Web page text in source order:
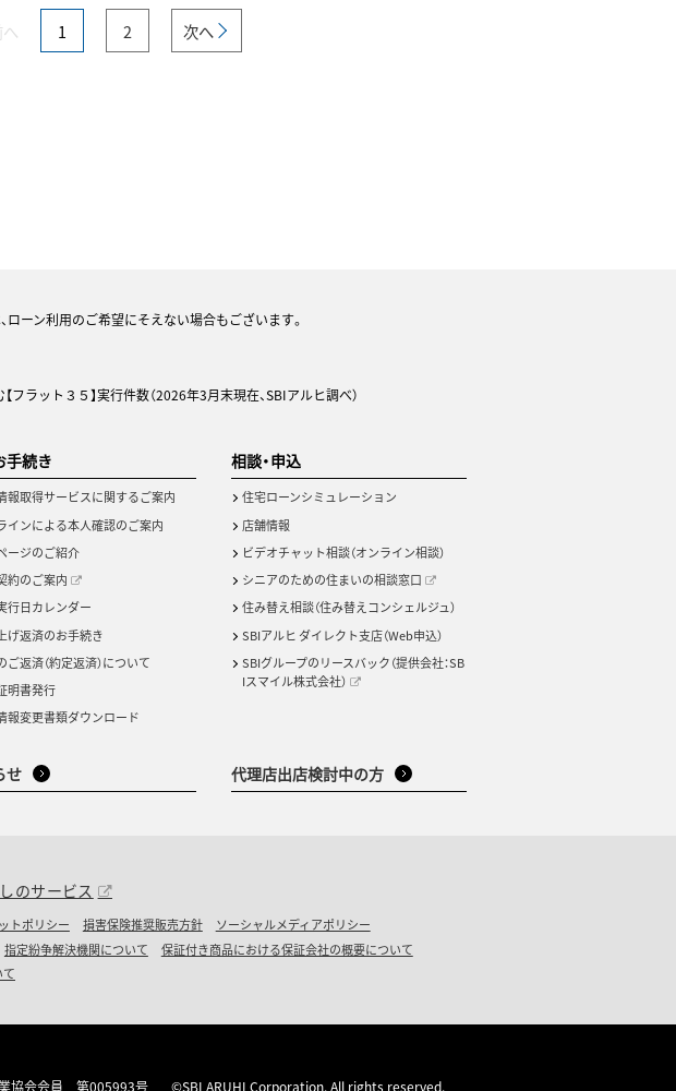
1 2 次へ
ーン利用のご希望にそえない場合もございます。
ラット３５】実行件数（2026年3月末現在、SBIアルヒ調べ）
手続き
報取得サービスに関するご案内
インによる本人確認のご案内
ージのご紹介
約のご案内
行日カレンダー
げ返済のお手続き
ご返済（約定返済）について
明書発行
報変更書類ダウンロード
相談・申込
住宅ローンシミュレーション
店舗情報
ビデオチャット相談（オンライン相談）
シニアのための住まいの相談窓口
住み替え相談（住み替えコンシェルジュ）
SBIアルヒ ダイレクト支店（Web申込）
SBIグループのリースバック（提供会社：SB
Iスマイル株式会社）
せ 代理店出店検討中の方
のサービス
トポリシー 損害保険推奨販売方針
ソーシャルメディアポリシー
指定紛争解決機関について
保証付き商品における保証会社の概要について
協会会員 第005993号 ©SBI ARUHI Corporation. All rights reserved.